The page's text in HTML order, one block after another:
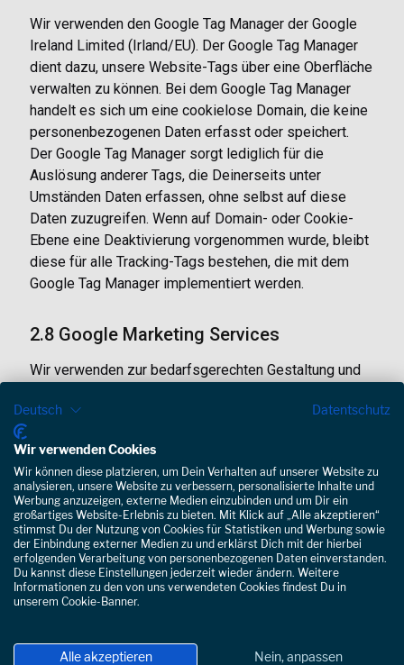
Wir verwenden den Google Tag Manager der Google
Ireland Limited (Irland/EU). Der Google Tag Manager
dient dazu, unsere Website-Tags über eine Oberfläche
verwalten zu können. Bei dem Google Tag Manager
handelt es sich um eine cookielose Domain, die keine
personenbezogenen Daten erfasst oder speichert.
Der Google Tag Manager sorgt lediglich für die
Auslösung anderer Tags, die Deinerseits unter
Umständen Daten erfassen, ohne selbst auf diese
Daten zuzugreifen. Wenn auf Domain- oder Cookie-
Ebene eine Deaktivierung vorgenommen wurde, bleibt
diese für alle Tracking-Tags bestehen, die mit dem
Google Tag Manager implementiert werden.
2.8 Google Marketing Services
Wir verwenden zur bedarfsgerechten Gestaltung und
Dienst Google Analytics der Google Ireland Limited
Analyse Ihrer Benutzung unserer Webseite
ermöglichen. Google Analytics ermöglicht es uns,
Interaktionsdaten von verschiedenen Geräten und aus
unterschiedlichen Sitzungen zu messen. Hierdurch
können wir einzelne Nutzeraktionen in Kontext setzen
und langfristige Beziehungen analysieren.
Google Analytics verwendet hierzu Cookies, die eine
Außerdem werden personenbezogene Daten in Form
Deutsch Datentschutz
Wir verwenden Cookies
Wir können diese platzieren, um Dein Verhalten auf unserer Website zu
analysieren, unsere Website zu verbessern, personalisierte Inhalte und
Werbung anzuzeigen, externe Medien einzubinden und um Dir ein
großartiges Website-Erlebnis zu bieten. Mit Klick auf „Alle akzeptieren“
stimmst Du der Nutzung von Cookies für Statistiken und Werbung sowie
der Einbindung externer Medien zu und erklärst Dich mit der hierbei
erfolgenden Verarbeitung von personenbezogenen Daten einverstanden.
Du kannst diese Einstellungen jederzeit wieder ändern. Weitere
Informationen zu den von uns verwendeten Cookies findest Du in
unserem Cookie-Banner.
Alle akzeptieren Nein, anpassen